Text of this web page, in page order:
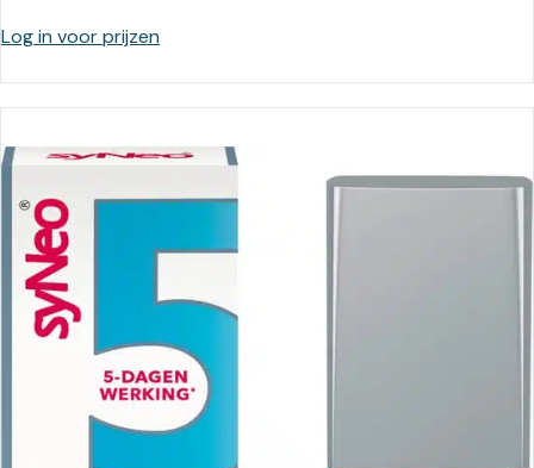
Log in voor prijzen